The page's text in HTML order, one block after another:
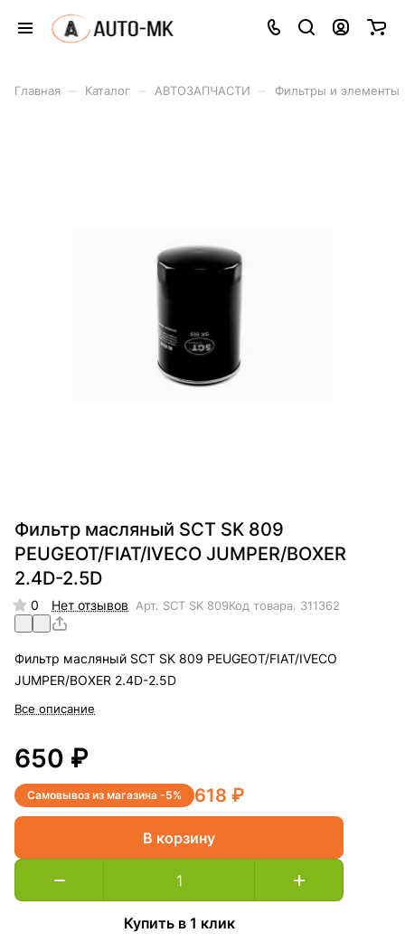
Главная Каталог АВТОЗАПЧАСТИ Фильтры и элементы
Фильтр масляный SCT SK 809
PEUGEOT/FIAT/IVECO JUMPER/BOXER
2.4D-2.5D
0 Нет отзывов Арт. SCT SK 809Код товара. 311362
Фильтр масляный SCT SK 809 PEUGEOT/FIAT/IVECO
JUMPER/BOXER 2.4D-2.5D
Все описание
650 ₽
Самовывоз из магазина -5% 618 ₽
В корзину
Купить в 1 клик